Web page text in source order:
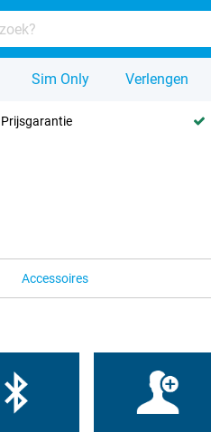
Sim Only Verlengen
Prijsgarantie
Accessoires